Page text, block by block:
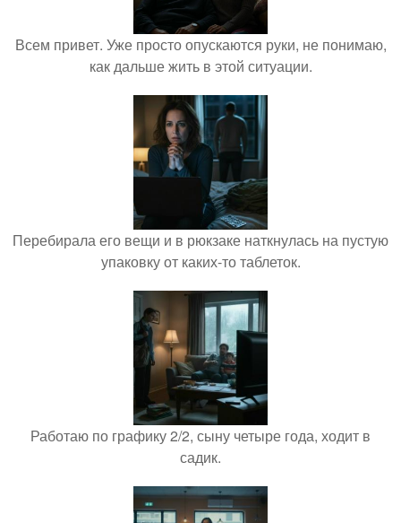
Всем привет. Уже просто опускаются руки, не понимаю,
как дальше жить в этой ситуации.
Перебирала его вещи и в рюкзаке наткнулась на пустую
упаковку от каких-то таблеток.
Работаю по графику 2/2, сыну четыре года, ходит в
садик.